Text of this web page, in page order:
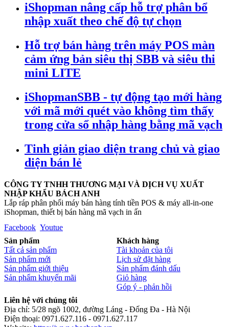
iShopman nâng cấp hỗ trợ phân bổ
nhập xuất theo chế độ tự chọn
Hỗ trợ bán hàng trên máy POS màn
cảm ứng bản siêu thị SBB và siêu thi
mini LITE
iShopmanSBB - tự động tạo mới hàng
với mã mới quét vào không tìm thấy
trong cửa sổ nhập hàng bằng mã vạch
Tinh giản giao diện trang chủ và giao
diện bán lẻ
CÔNG TY TNHH THƯƠNG MẠI VÀ DỊCH VỤ XUẤT
NHẬP KHẨU BÁCH ANH
Lắp ráp phân phối máy bán hàng tính tiền POS & máy all-in-one
iShopman, thiết bị bán hàng mã vạch in ấn
Facebook Youtue
Sản phẩm
Tất cả sản phẩm
Sản phẩm mới
Sản phẩm giới thiệu
Sản phẩm khuyến mãi
Khách hàng
Tài khoản của tôi
Lịch sử đặt hàng
Sản phẩm đánh dấu
Giỏ hàng
Góp ý - phản hồi
Liên hệ với chúng tôi
Địa chỉ: 5/28 ngõ 1002, đường Láng - Đống Đa - Hà Nội
Điện thoại: 0971.627.116 - 0971.627.117